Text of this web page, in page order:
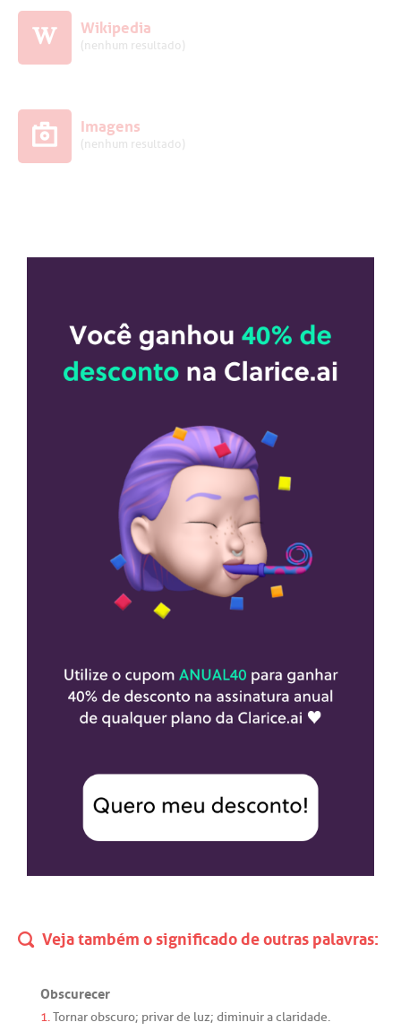
Wikipedia
(nenhum resultado)
Imagens
(nenhum resultado)
Veja também o significado de outras palavras:
Obscurecer
1.Tornarobscuro; privarde luz; diminuiraclaridade.